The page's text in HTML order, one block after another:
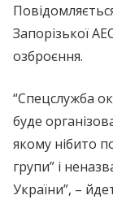
Запорізької
озброєння.
“Спецслужба
буде
якому нібито
групи” і
України”, –